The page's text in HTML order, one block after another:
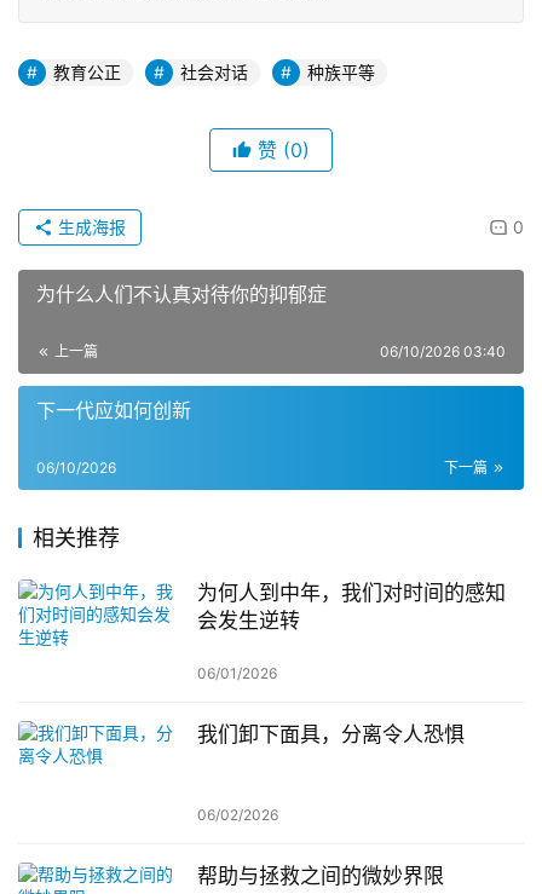
教育公正 社会对话 种族平等
赞 (0)
0
生成海报
为什么人们不认真对待你的抑郁症
上一篇 06/10/2026 03:40
下一代应如何创新
下一篇
06/10/2026
相关推荐
为何人到中年，我们对时间的感知
会发生逆转
06/01/2026
我们卸下面具，分离令人恐惧
06/02/2026
帮助与拯救之间的微妙界限